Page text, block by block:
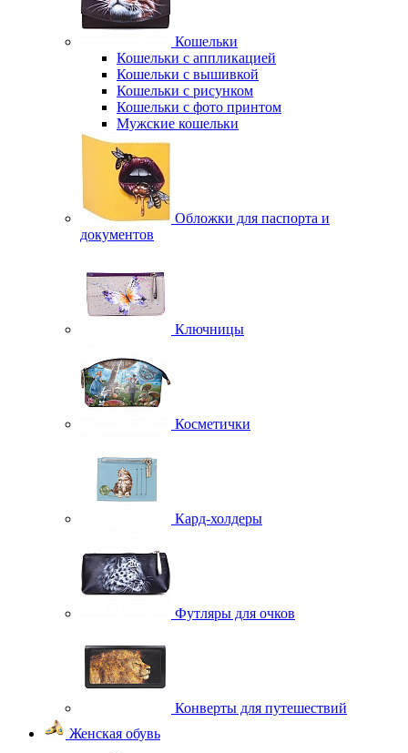
Кошельки
Кошельки с аппликацией
Кошельки с вышивкой
Кошельки с рисунком
Кошельки с фото принтом
Мужские кошельки
Обложки для паспорта и
документов
Ключницы
Косметички
Кард-холдеры
Футляры для очков
Конверты для путешествий
Женская обувь